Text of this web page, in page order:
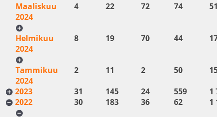
Maaliskuu
2024
4 22 72 74
Helmikuu
2024
8 19 70 44
Tammikuu
2024
2 11 2 50
2023
31 145 24 559
1
2022
30 183 36 62
1